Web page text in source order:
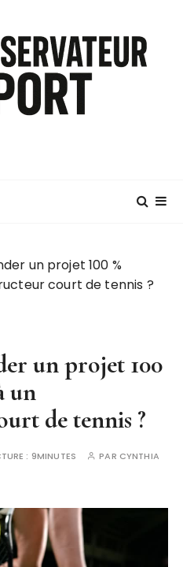
un projet 100 %
court de tennis ?
un projet 100
un
de tennis ?
: 9MINUTES PAR CYNTHIA